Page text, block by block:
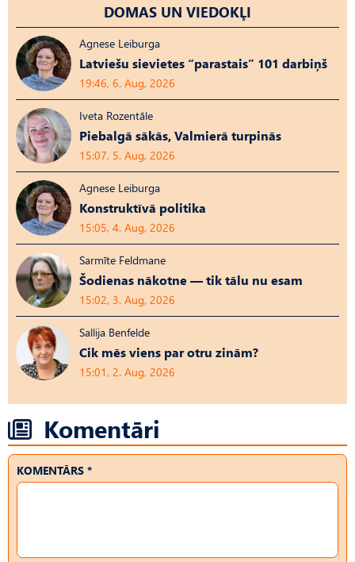
DOMAS UN VIEDOKĻI
Agnese Leiburga
Latviešu sievietes “parastais” 101 darbiņš
19:46, 6. Aug, 2026
Iveta Rozentāle
Piebalgā sākās, Valmierā turpinās
15:07, 5. Aug, 2026
Agnese Leiburga
Konstruktīvā politika
15:05, 4. Aug, 2026
Sarmīte Feldmane
Šodienas nākotne — tik tālu nu esam
15:02, 3. Aug, 2026
Sallija Benfelde
Cik mēs viens par otru zinām?
15:01, 2. Aug, 2026
Komentāri
KOMENTĀRS *